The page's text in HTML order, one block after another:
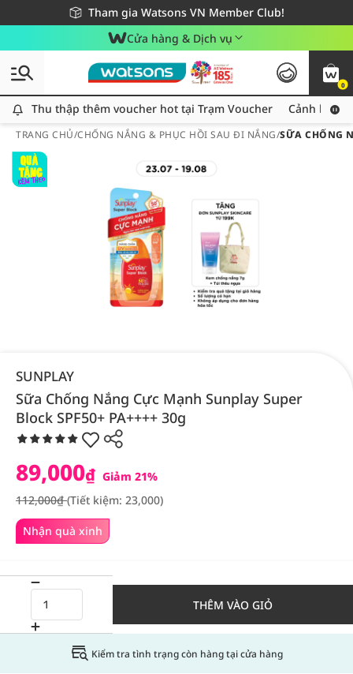
Tham gia Watsons VN Member Club!
Miễn phí giao hàng cho đơn hàng từ 249,000Đ
Giao hàng nhanh 24h - Áp dụng khu vực TP. Hồ Chí Minh
Cửa hàng & Dịch vụ
0
Thu thập thêm voucher hot tại Trạm Voucher
Thu thập thêm voucher hot tại Trạm Voucher Cảnh báo
TRANG CHỦ/CHỐNG NẮNG & PHỤC HỒI SAU ĐI NẮNG/SỮA CHỐNG
SUNPLAY
Sữa Chống Nắng Cực Mạnh Sunplay Super
Block SPF50+ PA++++ 30g
Nhận quà xinh
89,000₫ Giảm 21%
112,000₫(Tiết kiệm: 23,000)
THÊM VÀO GIỎ
Kiểm tra tình trạng còn hàng tại cửa hàng